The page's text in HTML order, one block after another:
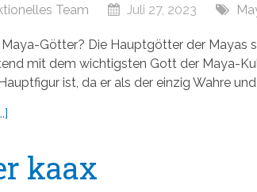
Team Juli 27, 2023
Götter? Die Hauptgötter der Mayas
mit dem wichtigsten Gott der Maya-
ist, da er als der einzig Wahre
kaax